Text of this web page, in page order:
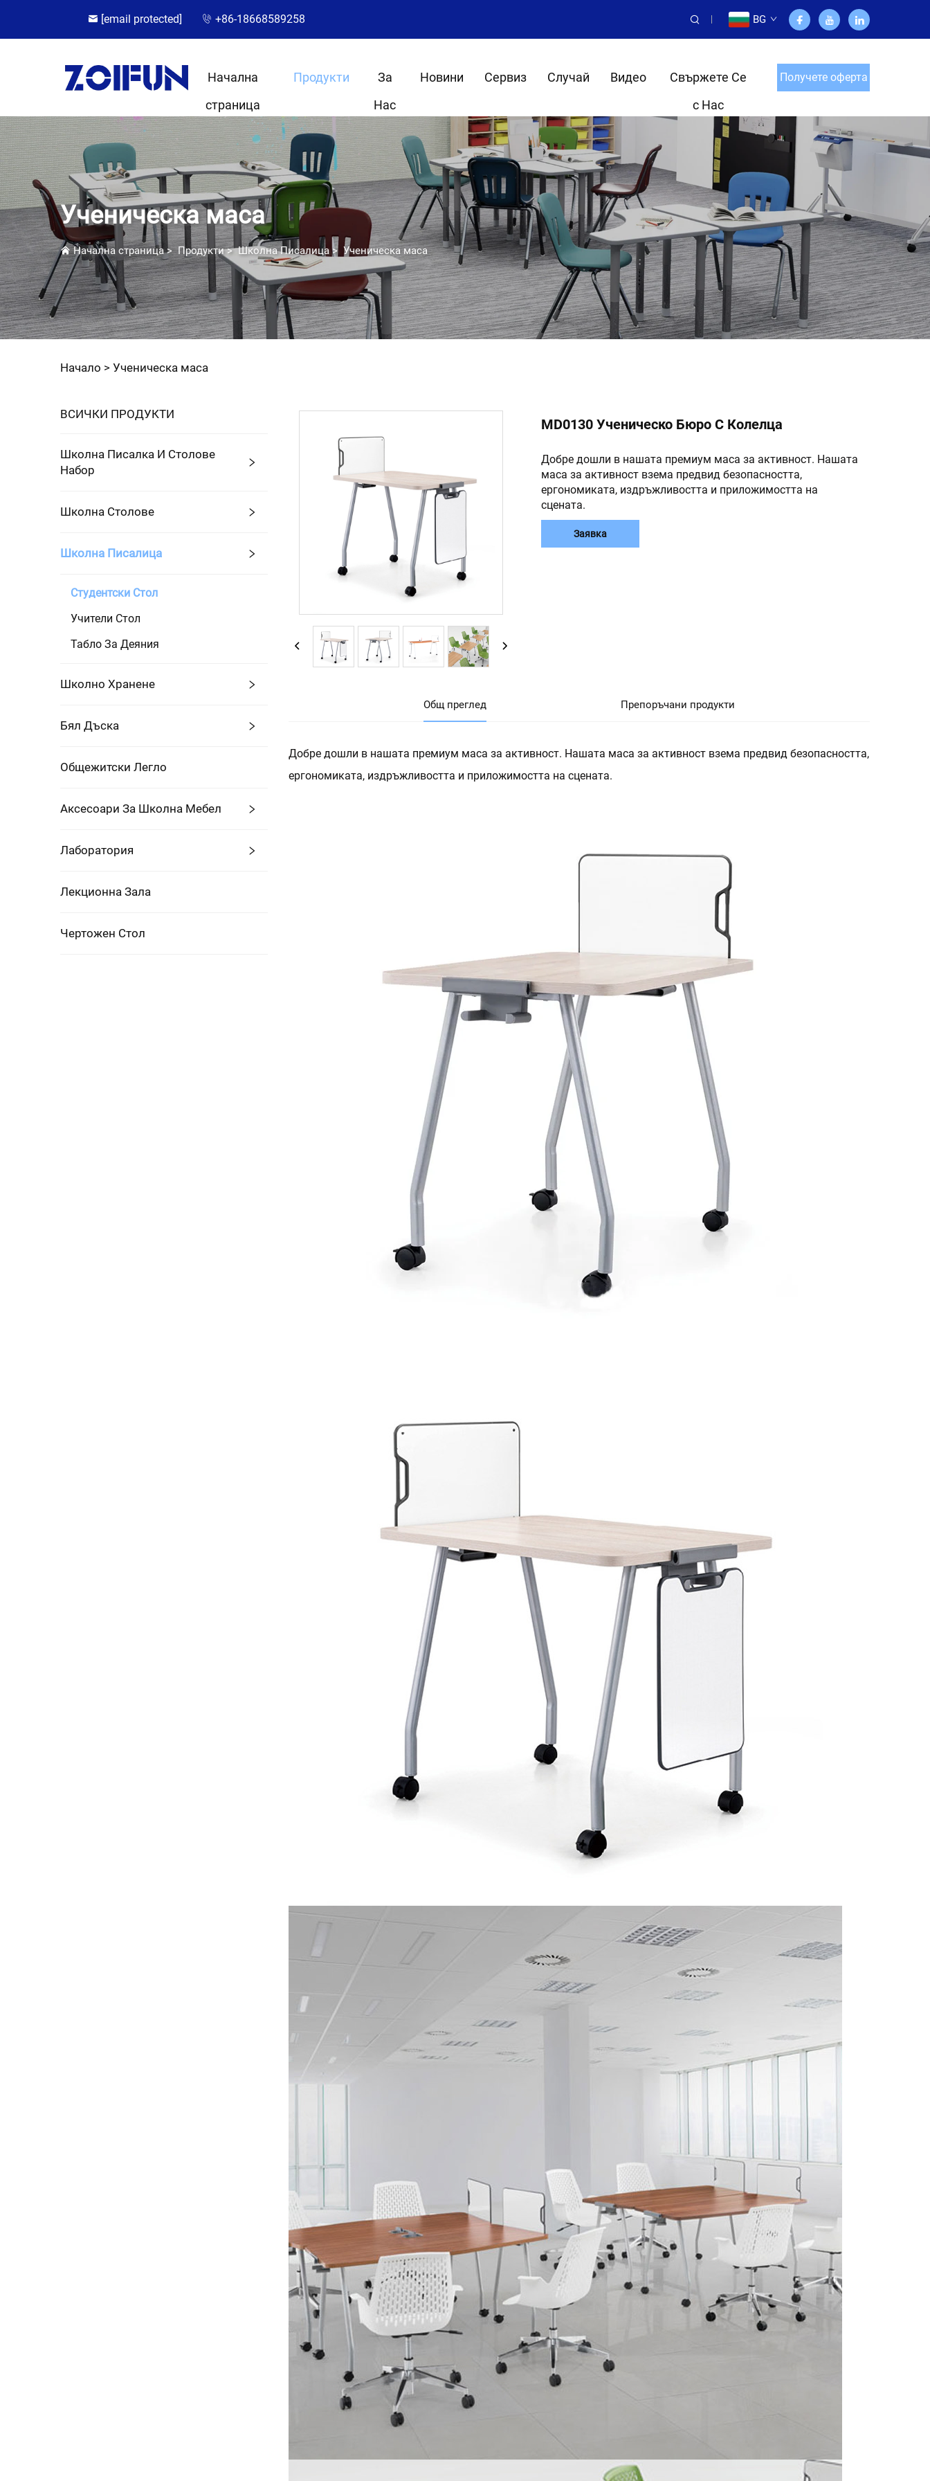
[email protected] +86-18668589258 BG
Начална
страница
Продукти
За
Нас
Новини Сервиз Случай Видео
Свържете Се
с Нас
Получете оферта
Ученическа маса
Начална страница>Продукти>Школна Писалица> Ученическа маса
Начало > Ученическа маса
ВСИЧКИ ПРОДУКТИ
Школна Писалка И Столове
Набор
Школна Столове
Школна Писалица
Студентски Стол
Учители Стол
Табло За Деяния
Школно Хранене
Бял Дъска
Общежитски Легло
Аксесоари За Школна Мебел
Лаборатория
Лекционна Зала
Чертожен Стол
MD0130 Ученическо Бюро С Колелца
Добре дошли в нашата премиум маса за активност. Нашата
маса за активност взема предвид безопасността,
ергономиката, издръжливостта и приложимостта на
сцената.
Заявка
Общ преглед Препоръчани продукти
Добре дошли в нашата премиум маса за активност. Нашата маса за активност взема предвид безопасността,
ергономиката, издръжливостта и приложимостта на сцената.